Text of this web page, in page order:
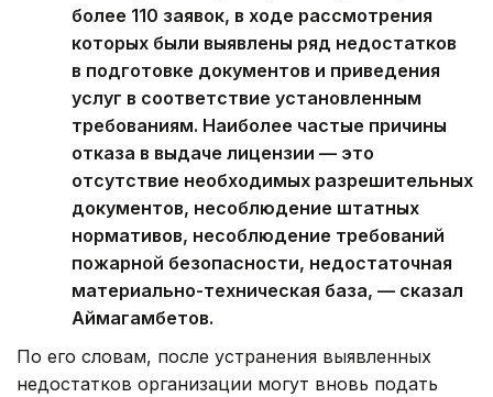
более 110 заявок, в ходе рассмотрения
которых были выявлены ряд недостатков
в подготовке документов и приведения
услуг в соответствие установленным
требованиям. Наиболее частые причины
отказа в выдаче лицензии — это
отсутствие необходимых разрешительных
документов, несоблюдение штатных
нормативов, несоблюдение требований
пожарной безопасности, недостаточная
материально-техническая база, — сказал
Аймагамбетов.
По его словам, после устранения выявленных
недостатков организации могут вновь подать